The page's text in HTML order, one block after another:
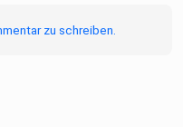
zu schreiben.